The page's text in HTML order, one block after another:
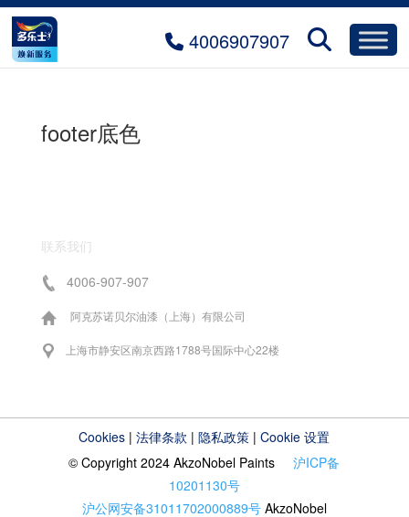
4006907907
footer底色
联系我们
4006-907-907
阿克苏诺贝尔油漆（上海）有限公司
上海市静安区南京西路1788号国际中心22楼
Cookies |法律条款 |隐私政策 |Cookie 设置
© Copyright 2024 AkzoNobel Paints沪ICP备
10201130号
沪公网安备31011702000889号 AkzoNobel